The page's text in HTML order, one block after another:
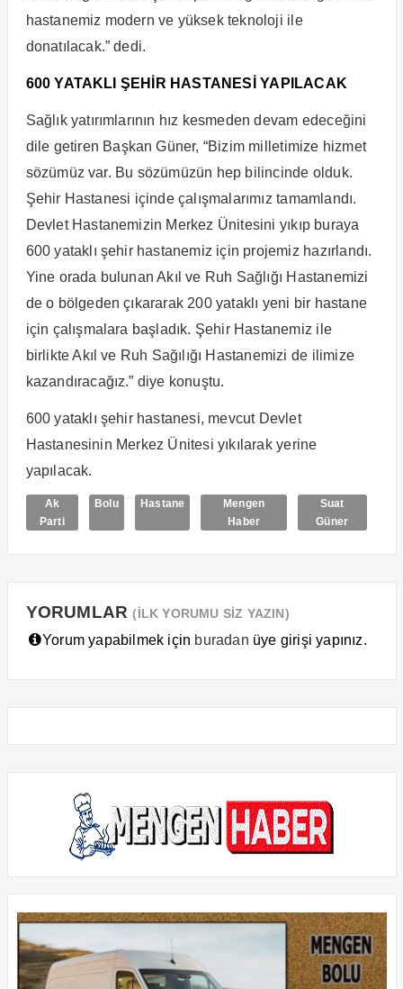
hastanemiz modern ve yüksek teknoloji ile
donatılacak.” dedi.
600 YATAKLI ŞEHİR HASTANESİ YAPILACAK
Sağlık yatırımlarının hız kesmeden devam edeceğini
dile getiren Başkan Güner, “Bizim milletimize hizmet
sözümüz var. Bu sözümüzün hep bilincinde olduk.
Şehir Hastanesi içinde çalışmalarımız tamamlandı.
Devlet Hastanemizin Merkez Ünitesini yıkıp buraya
600 yataklı şehir hastanemiz için projemiz hazırlandı.
Yine orada bulunan Akıl ve Ruh Sağlığı Hastanemizi
de o bölgeden çıkararak 200 yataklı yeni bir hastane
için çalışmalara başladık. Şehir Hastanemiz ile
birlikte Akıl ve Ruh Sağılığı Hastanemizi de ilimize
kazandıracağız.” diye konuştu.
600 yataklı şehir hastanesi, mevcut Devlet
Hastanesinin Merkez Ünitesi yıkılarak yerine
yapılacak.
Ak
Parti
Bolu Hastane
Mengen
Haber
Suat
Güner
YORUMLAR(İLK YORUMU SİZ YAZIN)
Yorum yapabilmek için buradan üye girişi yapınız.